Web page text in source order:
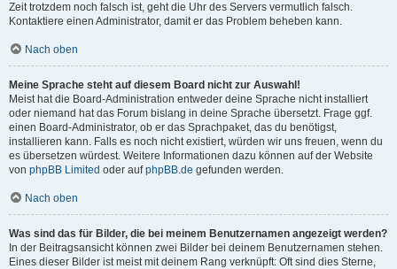
Zeit trotzdem noch falsch ist, geht die Uhr des Servers vermutlich falsch.
Kontaktiere einen Administrator, damit er das Problem beheben kann.
Nach oben
Meine Sprache steht auf diesem Board nicht zur Auswahl!
Meist hat die Board-Administration entweder deine Sprache nicht installiert
oder niemand hat das Forum bislang in deine Sprache übersetzt. Frage ggf.
einen Board-Administrator, ob er das Sprachpaket, das du benötigst,
installieren kann. Falls es noch nicht existiert, würden wir uns freuen, wenn du
es übersetzen würdest. Weitere Informationen dazu können auf der Website
von phpBB Limited oder aufphpBB.de gefunden werden.
Nach oben
Was sind das für Bilder, die bei meinem Benutzernamen angezeigt werden?
In der Beitragsansicht können zwei Bilder bei deinem Benutzernamen stehen.
Eines dieser Bilder ist meist mit deinem Rang verknüpft: Oft sind dies Sterne,